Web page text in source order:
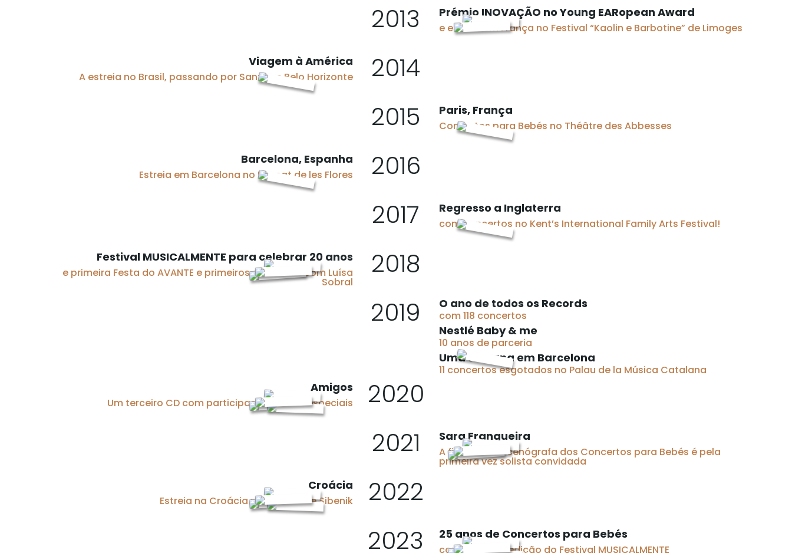
2013
Prémio INOVAÇÃO no Young EARopean Award
e estreia em França no Festival “Kaolin e Barbotine” de Limoges
Viagem à América
A estreia no Brasil, passando por Santos e Belo Horizonte
2014
2015
Paris, França
Concertos para Bebés no Théâtre des Abbesses
Barcelona, Espanha
Estreia em Barcelona no Mercat de les Flores
2016
2017
Regresso a Inglaterra
com concertos no Kent’s International Family Arts Festival!
Festival MUSICALMENTE para celebrar 20 anos
e primeira Festa do AVANTE e primeiros concertos com Luísa
Sobral
2018
2019
O ano de todos os Records
com 118 concertos
Nestlé Baby & me
10 anos de parceria
Uma semana em Barcelona
11 concertos esgotados no Palau de la Música Catalana
Amigos
Um terceiro CD com participações muito especiais
2020
2021
Sara Franqueira
A figurinista e cenógrafa dos Concertos para Bebés é pela
primeira vez solista convidada
Croácia
Estreia na Croácia no Festival de Sibenik
2022
2023
25 anos de Concertos para Bebés
com segunda edição do Festival MUSICALMENTE